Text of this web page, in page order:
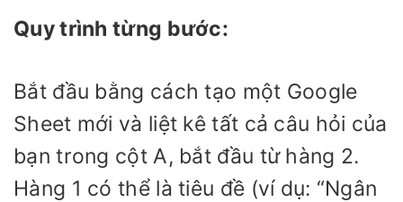
Quy trình từng bước:
Bắt đầu bằng cách tạo một Google
Sheet mới và liệt kê tất cả câu hỏi của
bạn trong cột A, bắt đầu từ hàng 2.
Hàng 1 có thể là tiêu đề (ví dụ: “Ngân